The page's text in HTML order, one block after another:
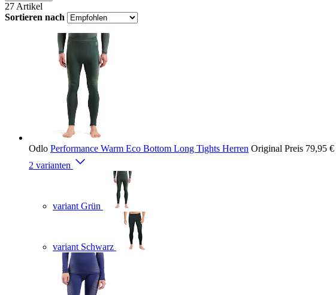
27 Artikel
Sortieren nach
Odlo Performance Warm Eco Bottom Long Tights Herren Original Preis 79,95 €
2 varianten
variant Grün
variant Schwarz